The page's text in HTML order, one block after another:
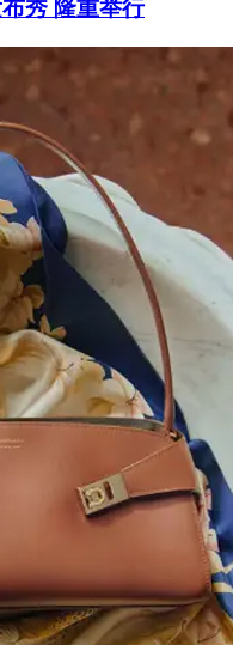
秀 隆重举行